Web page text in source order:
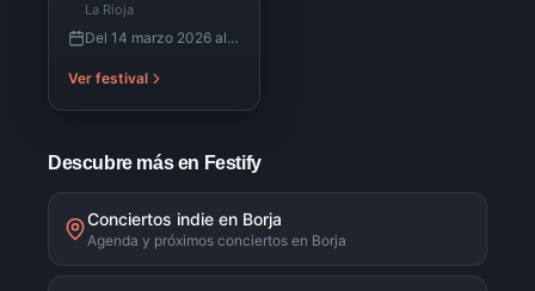
La Rioja
Del 14 marzo 2026 al 12 octubre 2026
Ver festival
Descubre más en Festify
Conciertos indie en Borja
Agenda y próximos conciertos en Borja